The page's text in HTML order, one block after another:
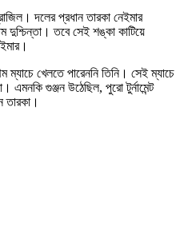
দলের প্রধান তারকা নেইমার
দুশ্চিন্তা। তবে সেই শঙ্কা কাটিয়ে
খেলতে পারেননি তিনি। সেই ম্যাচে
এমনকি গুঞ্জন উঠেছিল, পুরো টুর্নামেন্ট
তারকা।